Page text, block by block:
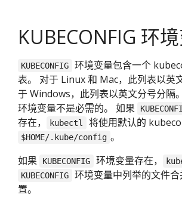
KUBECONFIG 环
KUBECONFIG
环境变量包含一个
表。 对于 Linux 和 Mac，此列表以英
于 Windows，此列表以英文分号分隔。
环境变量不是必需的。 如果
存在，
kubectl 将使用默认的
$HOME/.kube/config 。
如果
KUBECONFIG 环境变量存在，
KUBECONFIG
环境变量中列举的文件
置。